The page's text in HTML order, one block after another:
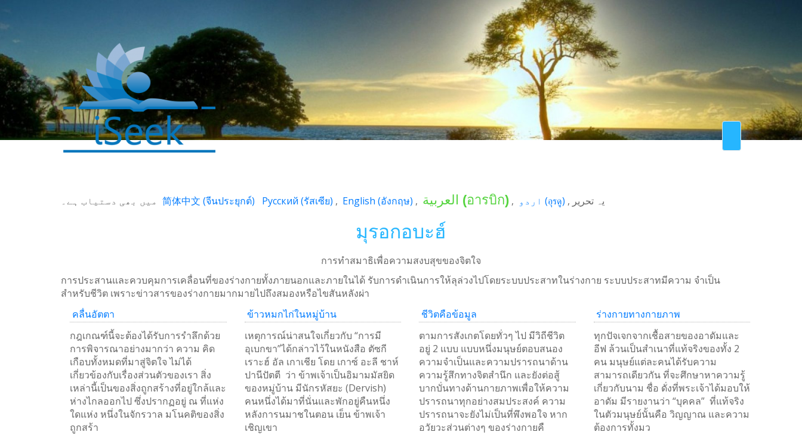
یہ تحریر (อุรดู) العربية (อารบิก)
English (อังกฤษ)
Русский (รัสเซีย)
简体中文 (จีนประยุกต์) میں بھی دستیاب ہے۔
มุรอกอบะฮ์
การทำสมาธิเพื่อความสงบสุขของจิตใจ
การประสานและควบคุมการเคลื่อนที่ของร่างกายทั้งภายนอกและภายในได้ รับการดำเนินการให้ลุล่วงไปโดยระบบประสาทในร่างกาย ระบบประสาทมีความ จำเป็น
สำหรับชีวิต เพราะข่าวสารของร่างกายมากมายไปถึงสมองหรือไขสันหลังผ่า
คลื่นอัตตา
กฎเกณฑ์นี้จะต้องได้รับการรำลึกด้วย
การพิจารณาอย่างมากว่า ความ คิด
เกือบทั้งหมดที่มาสู่จิตใจ ไม่ได้
เกี่ยวข้องกับเรื่องส่วนตัวของเรา สิ่ง
เหล่านี้เป็นของสิ่งถูกสร้างที่อยู่ใกล้และ
ห่างไกลออกไป ซึ่งปรากฏอยู่ ณ ที่แห่ง
ใดแห่ง หนึ่งในจักรวาล มโนคติของสิ่ง
ถูกสร้า
ข้าวหมกไก่ในหมู่บ้าน
เหตุการณ์น่าสนใจเกี่ยวกับ “การมี
อุเบกขา”ได้กล่าวไว้ในหนังสือ ตัซกี
เราะฮ์ อัล เกาเชีย โดย เกาซ์ อะลี ชาห์
ปานีปัตตี ว่า ข้าพเจ้าเป็นอิมามมัสยิด
ของหมู่บ้าน มีนักรหัสยะ (Dervish)
คนหนึ่งได้มาที่นั่นและพักอยู่คืนหนึ่ง
หลังการนมาชในตอน เย็น ข้าพเจ้า
เชิญเขา
ชีวิตคือข้อมูล
ตามการสังเกตโดยทั่วๆ ไป มีวิถีชีวิต
อยู่ 2 แบบ แบบหนึ่งมนุษย์ตอบสนอง
ความจำเป็นและความปรารถนาด้าน
ความรู้สึกทางจิตสำนึก และยังต่อสู้
บากบั่นทางด้านกายภาพเพื่อให้ความ
ปรารถนาทุกอย่างสมประสงค์ ความ
ปรารถนาจะยังไม่เป็นที่พึงพอใจ หาก
อวัยวะส่วนต่างๆ ของร่างกายคื
ร่างกายทางกายภาพ
ทุกปัจเจกจากเชื้อสายของอาดัมและ
อีฟ ล้วนเป็นสำเนาที่แท้จริงของทั้ง 2
คน มนุษย์แต่ละคนได้รับความ
สามารถเดียวกัน ที่จะศึกษาหาความรู้
เกี่ยวกับนาม ชื่อ ดั่งที่พระเจ้าได้มอบให้
อาดัม มีรายงานว่า “บุคคล” ที่แท้จริง
ในตัวมนุษย์นั้นคือ วิญญาณ และความ
ต้องการทั้งมว